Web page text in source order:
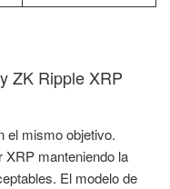
ZK Ripple XRP
el mismo objetivo.
XRP manteniendo la
El modelo de